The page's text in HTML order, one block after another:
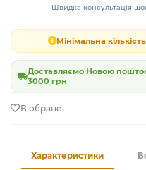
Швидка консультація
Мінімальна
Доставляємо Новою
3000 грн
В обране
Характеристики